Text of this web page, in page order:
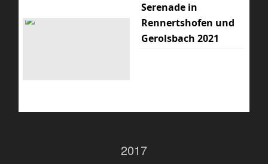
Serenade in
Rennertshofen und
Gerolsbach 2021
2017